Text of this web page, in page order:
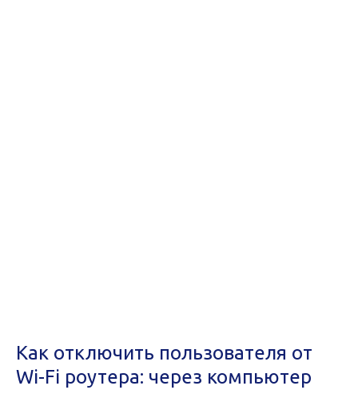
Как отключить пользователя от
Wi-Fi роутера: через компьютер